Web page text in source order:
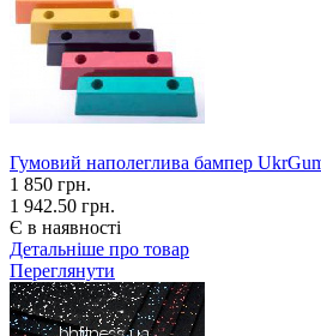
Гумовий наполеглива бампер
1 850 грн.
1 942.50 грн.
Є в наявності
Детальніше про товар
Переглянути